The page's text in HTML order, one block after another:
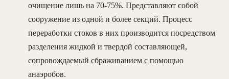
очищение лишь на 70-75%. Представляют собой
сооружение из одной и более секций. Процесс
переработки стоков в них производится посредством
разделения жидкой и твердой составляющей,
сопровождаемый сбраживанием с помощью
анаэробов.